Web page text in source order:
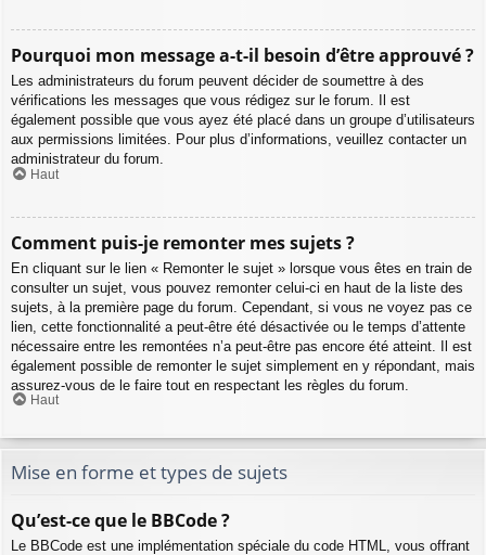
Pourquoi mon message a-t-il besoin d’être approuvé ?
Les administrateurs du forum peuvent décider de soumettre à des
vérifications les messages que vous rédigez sur le forum. Il est
également possible que vous ayez été placé dans un groupe d’utilisateurs
aux permissions limitées. Pour plus d’informations, veuillez contacter un
administrateur du forum.
Haut
Comment puis-je remonter mes sujets ?
En cliquant sur le lien « Remonter le sujet » lorsque vous êtes en train de
consulter un sujet, vous pouvez remonter celui-ci en haut de la liste des
sujets, à la première page du forum. Cependant, si vous ne voyez pas ce
lien, cette fonctionnalité a peut-être été désactivée ou le temps d’attente
nécessaire entre les remontées n’a peut-être pas encore été atteint. Il est
également possible de remonter le sujet simplement en y répondant, mais
assurez-vous de le faire tout en respectant les règles du forum.
Haut
Mise en forme et types de sujets
Qu’est-ce que le BBCode ?
Le BBCode est une implémentation spéciale du code HTML, vous offrant